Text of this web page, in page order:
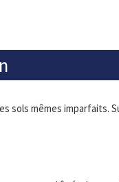
sols mêmes imparfaits.